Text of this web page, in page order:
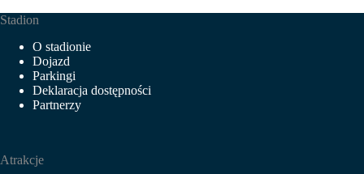
Stadion
O stadionie
Dojazd
Parkingi
Deklaracja dostępności
Partnerzy
Atrakcje